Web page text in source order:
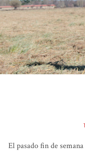
El pasado fin de